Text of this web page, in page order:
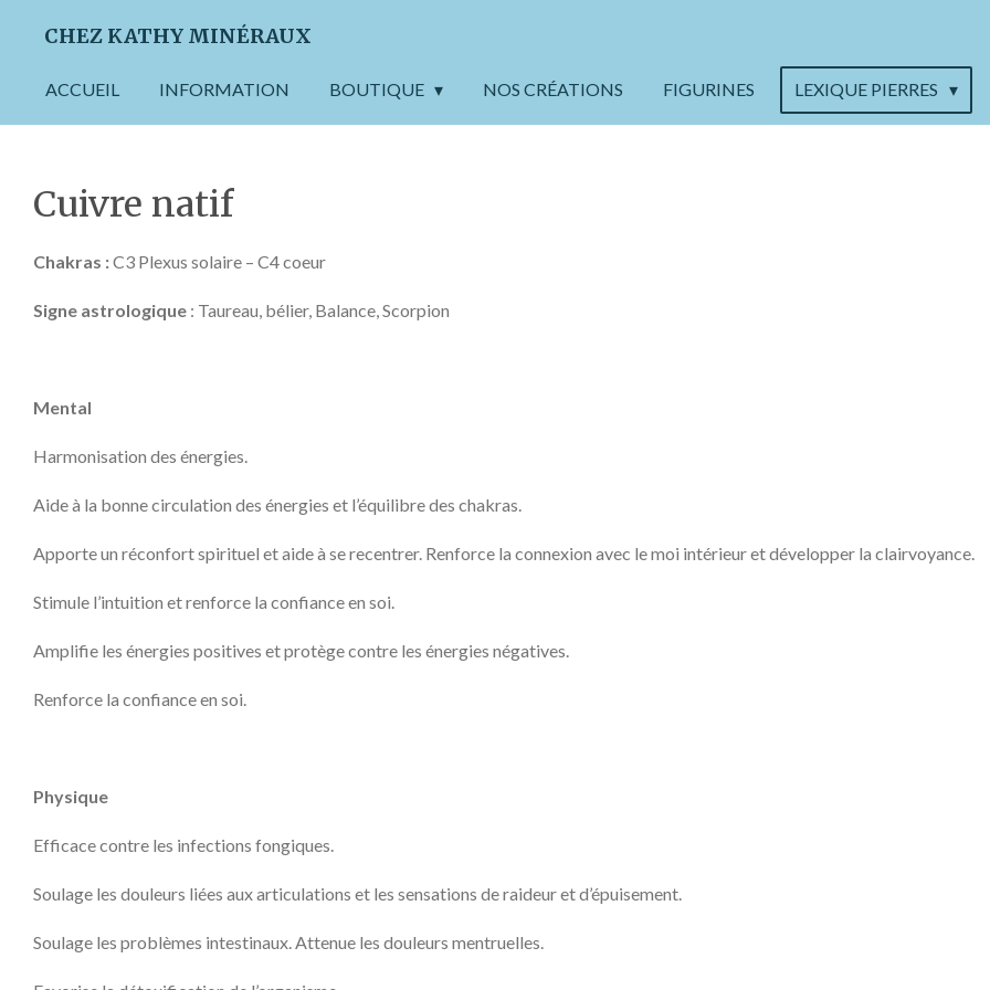
Passer
contenu
CHEZ KATHY MINÉRAUX
ACCUEIL INFORMATION BOUTIQUE NOS CRÉATIONS FIGURINES LEXIQUE PIERRES
Cuivre natif
Chakras :C3 Plexus solaire – C4 coeur
Signe astrologique : Taureau, bélier, Balance, Scorpion
Mental
Harmonisation des énergies.
Aide à la bonne circulation des énergies et l’équilibre des chakras.
Apporte un réconfort spirituel et aide à se recentrer. Renforce la connexion avec le moi intérieur et développer la clairvoyance.
Stimule l’intuition et renforce la confiance en soi.
Amplifie les énergies positives et protège contre les énergies négatives.
Renforce la confiance en soi.
Physique
Efficace contre les infections fongiques.
Soulage les douleurs liées aux articulations et les sensations de raideur et d’épuisement.
Soulage les problèmes intestinaux. Attenue les douleurs mentruelles.